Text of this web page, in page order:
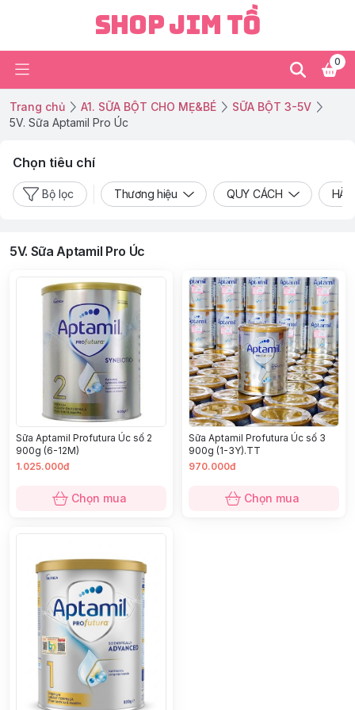
Shop Jim Tồ
0
Trang chủ A1. SỮA BỘT CHO MẸ&BÉ
SỮA BỘT 3-5V
5V. Sữa Aptamil Pro Úc
Chọn tiêu chí
Bộ lọc Thương hiệu QUY CÁCH
5V. Sữa Aptamil Pro Úc
Sữa Aptamil Profutura Úc số 2
900g (6-12M)
1.025.000đ
Chọn mua
Sữa Aptamil Profutura Úc số 3
900g (1-3Y).TT
970.000đ
Chọn mua